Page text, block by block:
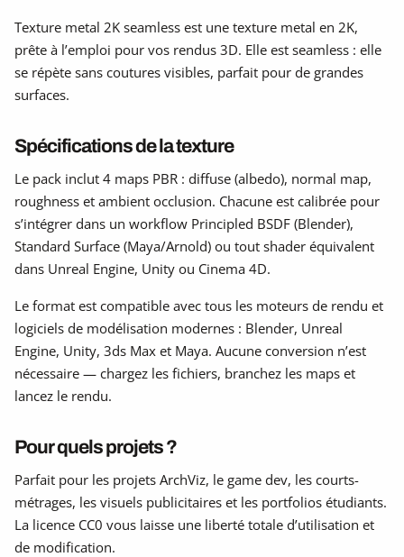
Texture metal 2K seamless est une texture metal en 2K,
prête à l’emploi pour vos rendus 3D. Elle est seamless : elle
se répète sans coutures visibles, parfait pour de grandes
surfaces.
Spécifications de la texture
Le pack inclut 4 maps PBR : diffuse (albedo), normal map,
roughness et ambient occlusion. Chacune est calibrée pour
s’intégrer dans un workflow Principled BSDF (Blender),
Standard Surface (Maya/Arnold) ou tout shader équivalent
dans Unreal Engine, Unity ou Cinema 4D.
Le format est compatible avec tous les moteurs de rendu et
logiciels de modélisation modernes : Blender, Unreal
Engine, Unity, 3ds Max et Maya. Aucune conversion n’est
nécessaire — chargez les fichiers, branchez les maps et
lancez le rendu.
Pour quels projets ?
Parfait pour les projets ArchViz, le game dev, les courts-
métrages, les visuels publicitaires et les portfolios étudiants.
La licence CC0 vous laisse une liberté totale d’utilisation et
de modification.